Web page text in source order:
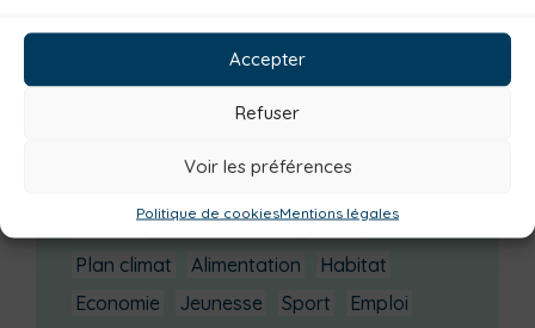
Accepter
Refuser
Voir les préférences
Politique de cookiesMentions légales
Catégories actualités / agenda
Institutionnel
Culture
Mobilité
Petite enfance
Santé
Plan climat
Alimentation
Habitat
Economie
Jeunesse Sport
Emploi